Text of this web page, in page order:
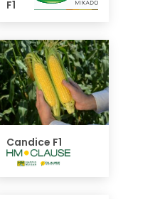
F1
Candice F1